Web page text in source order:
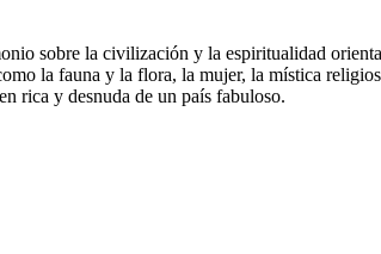
sobre la civilización y la espiritualidad
la fauna y la flora, la mujer, la mística
rica y desnuda de un país fabuloso.